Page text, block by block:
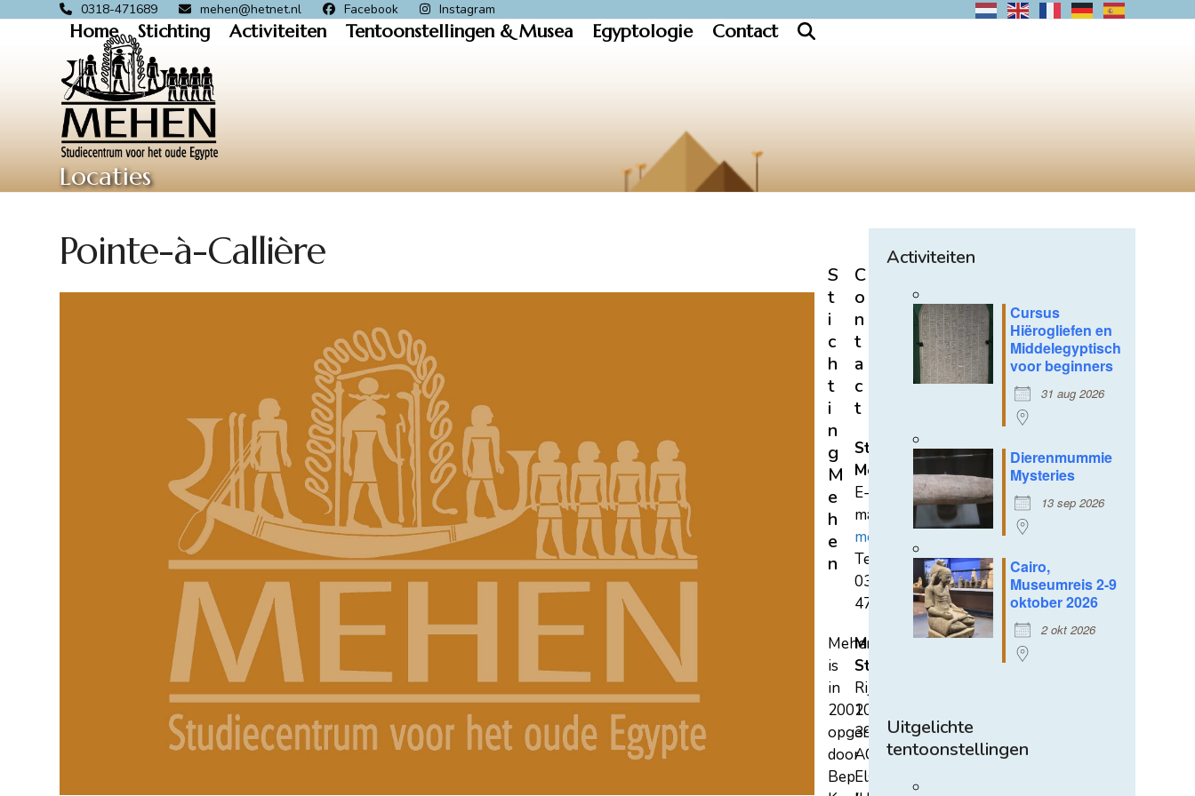
0318-471689 mehen@hetnet.nl Facebook Instagram
Home Stichting Activiteiten Tentoonstellingen & Musea Egyptologie Contact
Locaties
Pointe-à-Callière Activiteiten
Cursus
Hiërogliefen en
Middelegyptisch
voor beginners
31 aug 2026
Dierenmummie
Mysteries
13 sep 2026
Cairo,
Museumreis 2-9
oktober 2026
2 okt 2026
Uitgelichte
tentoonstellingen
S
t
i
c
h
t
i
n
g
M
e
h
e
n
Mehen
is
in
2002
opgericht
door
Bep
C
o
n
t
a
c
t
Stichting
Mehen
E-
mail:
mehen@hetnet.nl
Tel.:
0318-
471689
Mehen
Studiecentrum
Rijksstraatweg
107A
3921
AC
Elst